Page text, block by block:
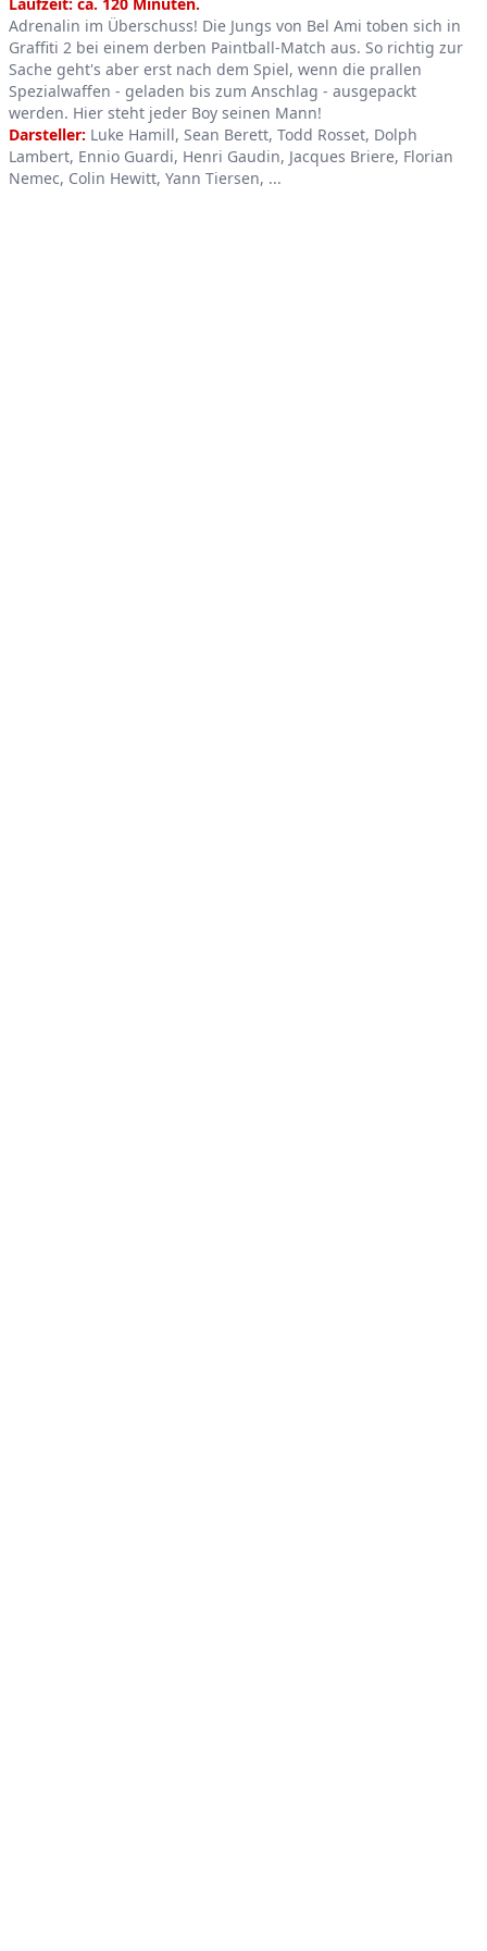
Product information
Adrenalin im Überschuss! Die Jungs von Bel Ami toben sich in
Graffiti 2 bei einem derben Paintball-Match aus. So richtig zur
Sache geht's aber erst nach dem Spiel, wenn die prallen
Spezialwaffen - geladen bis zum Anschlag - ausgepackt
werden. Hier steht jeder Boy seinen Mann!
Darsteller: Luke Hamill, Sean Berett, Todd Rosset, Dolph
Lambert, Ennio Guardi, Henri Gaudin, Jacques Briere, Florian
Nemec, Colin Hewitt, Yann Tiersen, ...